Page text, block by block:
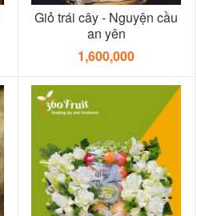
Giỏ trái cây - Nguyện cầu
an yên
1,600,000